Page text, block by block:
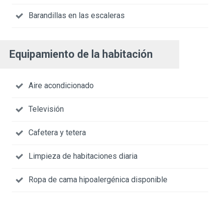
Barandillas en las escaleras
Equipamiento de la habitación
Aire acondicionado
Televisión
Cafetera y tetera
Limpieza de habitaciones diaria
Ropa de cama hipoalergénica disponible